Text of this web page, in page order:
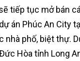
tiếp tục mở bán
án Phúc An City
nhà phố, biệt thự.
Hòa tỉnh Long